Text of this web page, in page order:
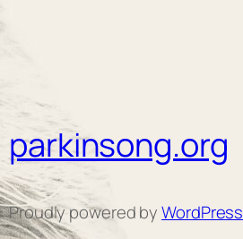
parkinsong.org
Proudly powered byWordPress